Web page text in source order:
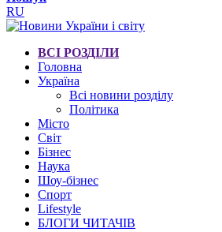
RU
ВСІ РОЗДІЛИ
Головна
Україна
Всі новини розділу
Політика
Місто
Світ
Бізнес
Наука
Шоу-бізнес
Спорт
Lifestyle
БЛОГИ ЧИТАЧІВ